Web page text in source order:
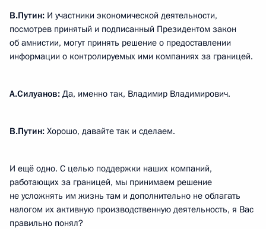
В.Путин: И участники экономической деятельности,
посмотрев принятый и подписанный Президентом закон
об амнистии, могут принять решение о предоставлении
информации о контролируемых ими компаниях за границей.
А.Силуанов: Да, именно так, Владимир Владимирович.
В.Путин: Хорошо, давайте так и сделаем.
И ещё одно. С целью поддержки наших компаний,
работающих за границей, мы принимаем решение
не усложнять им жизнь там и дополнительно не облагать
налогом их активную производственную деятельность, я Вас
правильно понял?